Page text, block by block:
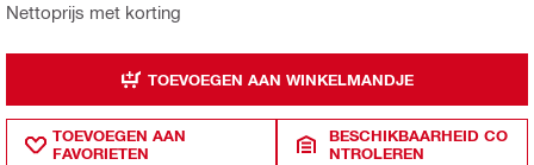
Nettoprijs met korting
TOEVOEGEN AAN WINKELMANDJE
TOEVOEGEN AAN
FAVORIETEN
BESCHIKBAARHEID CO
NTROLEREN